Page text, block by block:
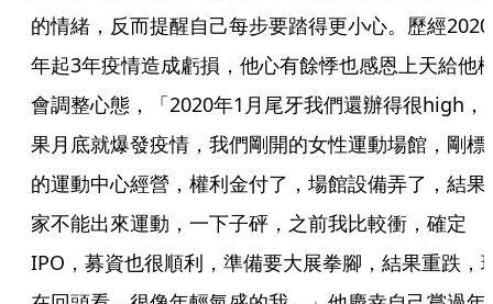
的情緒，反而提醒自己每步要踏得更小心。歷經2020
年起3年疫情造成虧損，他心有餘悸也感恩上天給他
會調整心態，「2020年1月尾牙我們還辦得很high，
果月底就爆發疫情，我們剛開的女性運動場館，剛標
的運動中心經營，權利金付了，場館設備弄了，結果
家不能出來運動，一下子砰，之前我比較衝，確定
IPO，募資也很順利，準備要大展拳腳，結果重跌，